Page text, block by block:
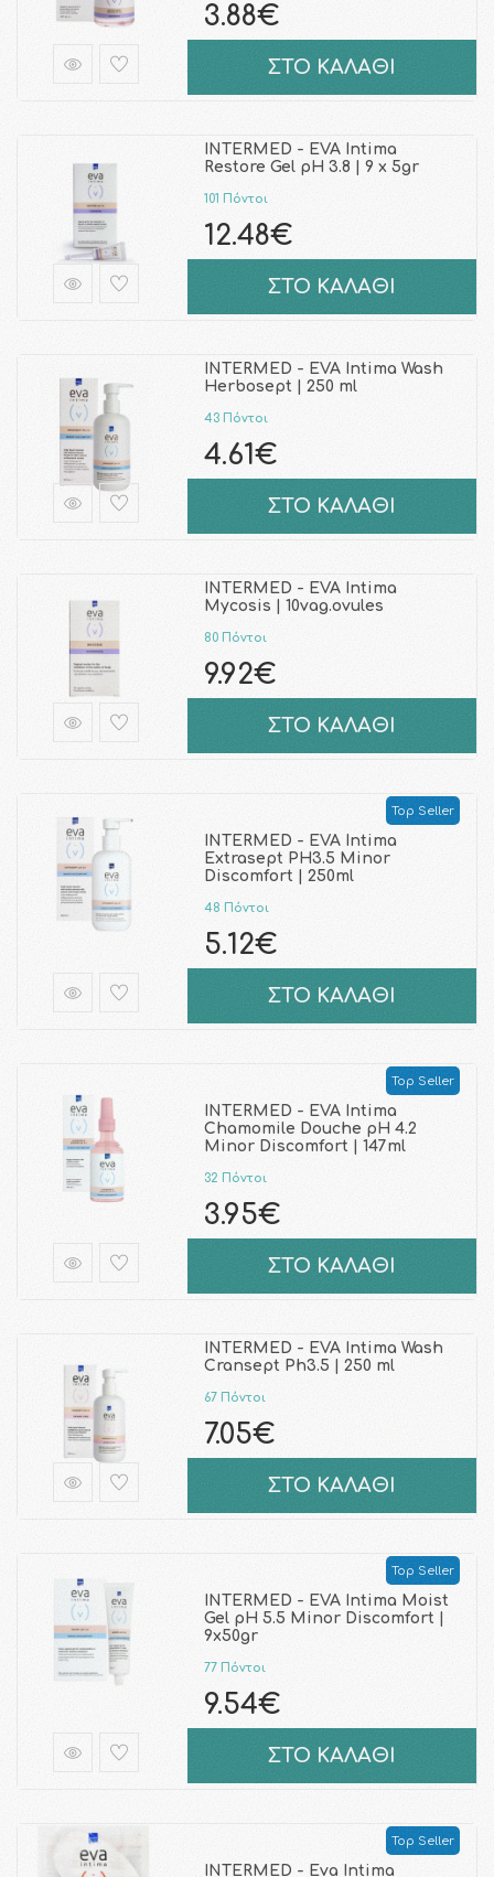
3.88€
ΣΤΟ ΚΑΛΑΘΙ
INTERMED - EVA Intima
Restore Gel pH 3.8 | 9 x 5gr
101 Πόντοι
12.48€
ΣΤΟ ΚΑΛΑΘΙ
INTERMED - EVA Intima Wash
Herbosept | 250 ml
43 Πόντοι
4.61€
ΣΤΟ ΚΑΛΑΘΙ
INTERMED - EVA Intima
Mycosis | 10vag.ovules
80 Πόντοι
9.92€
ΣΤΟ ΚΑΛΑΘΙ
Top Seller
INTERMED - EVA Intima
Extrasept PH3.5 Minor
Discomfort | 250ml
48 Πόντοι
5.12€
ΣΤΟ ΚΑΛΑΘΙ
Top Seller
INTERMED - EVA Intima
Chamomile Douche pH 4.2
Minor Discomfort | 147ml
32 Πόντοι
3.95€
ΣΤΟ ΚΑΛΑΘΙ
INTERMED - EVA Intima Wash
Cransept Ph3.5 | 250 ml
67 Πόντοι
7.05€
ΣΤΟ ΚΑΛΑΘΙ
Top Seller
INTERMED - EVA Intima Moist
Gel pH 5.5 Minor Discomfort |
9x50gr
77 Πόντοι
9.54€
ΣΤΟ ΚΑΛΑΘΙ
Top Seller
INTERMED - Eva Intima